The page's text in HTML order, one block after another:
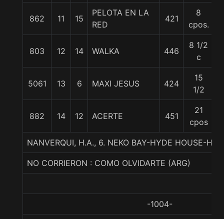
862 11 15
PELOTA EN LA
RED
421
8
cpos.
803 12 14 WALKA 446
8 1/2
c
5061 13 6 MAXI JESUS 424
15
1/2
882 14 12 ACERTE 451
21
cpos
NANVERQUI, H.A., 6. NEKO BAY-HYDE HOUSE-
NO CORRIERON : COMO OLVIDARTE (ARG)
-1004-